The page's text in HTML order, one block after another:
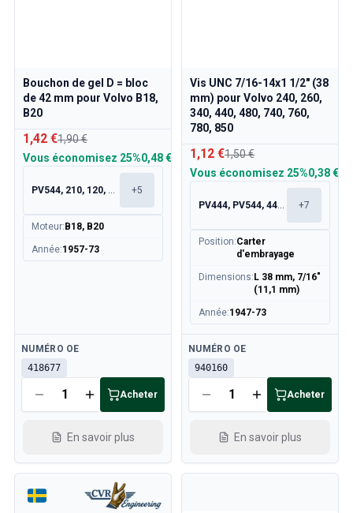
Bouchon de gel D = bloc
de 42 mm pour Volvo B18,
B20
1,42 €1,90 €
Vous économisez 25%0,48 €
PV544, 210, 120, 130 +5
Moteur: B18, B20
Année:1957-73
Disponible
NUMÉRO OE
418677
Acheter
En savoir plus
Vis UNC 7/16-14x1 1/2" (38
mm) pour Volvo 240, 260,
340, 440, 480, 740, 760,
780, 850
1,12 €1,50 €
Vous économisez 25%0,38 €
PV444, PV544, 445, 210 +7
Position:Carter
d'embrayage
Dimensions: L 38 mm, 7/16"
(11,1 mm)
Année:1947-73
Disponible
NUMÉRO OE
940160
Acheter
En savoir plus